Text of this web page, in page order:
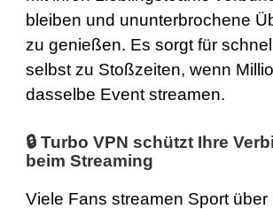
bleiben und ununterbrochene
zu genießen. Es sorgt für
selbst zu Stoßzeiten, wenn
dasselbe Event streamen.
🔒 Turbo VPN schützt Ihre
beim Streaming
Viele Fans streamen Sport über